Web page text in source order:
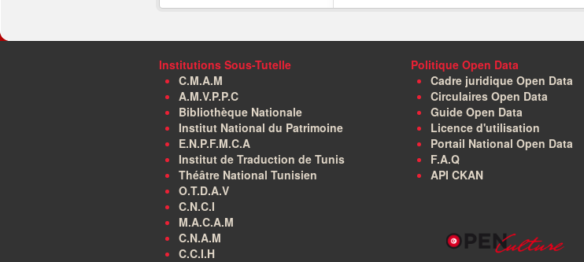
Institutions Sous-Tutelle
C.M.A.M
A.M.V.P.P.C
Bibliothèque Nationale
Institut National du Patrimoine
E.N.P.F.M.C.A
Institut de Traduction de Tunis
Théâtre National Tunisien
O.T.D.A.V
C.N.C.I
M.A.C.A.M
C.N.A.M
C.C.I.H
Politique Open Data
Cadre juridique Open Data
Circulaires Open Data
Guide Open Data
Licence d'utilisation
Portail National Open Data
F.A.Q
API CKAN